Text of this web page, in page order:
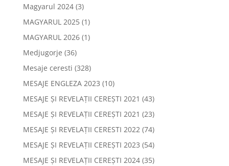
Magyarul 2024(3)
MAGYARUL 2025(1)
MAGYARUL 2026(1)
Medjugorje (36)
Mesaje ceresti (328)
MESAJE ENGLEZA 2023 (10)
MESAJE ȘI REVELAȚII CEREȘTI 2021 (43)
MESAJE ȘI REVELAȚII CEREȘTI 2021 (23)
MESAJE ȘI REVELAȚII CERESTI 2022(74)
MESAJE ȘI REVELAȚII CEREȘTI 2023 (54)
MESAJE ȘI REVELAȚII CEREȘTI 2024(35)